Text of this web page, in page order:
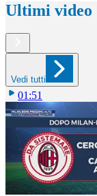
Ultimi video
Vedi tutti
01:51